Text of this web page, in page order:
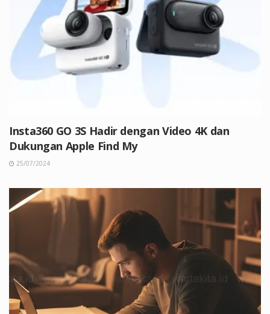
Insta360 GO 3S Hadir dengan Video 4K dan
Dukungan Apple Find My
25/07/2024